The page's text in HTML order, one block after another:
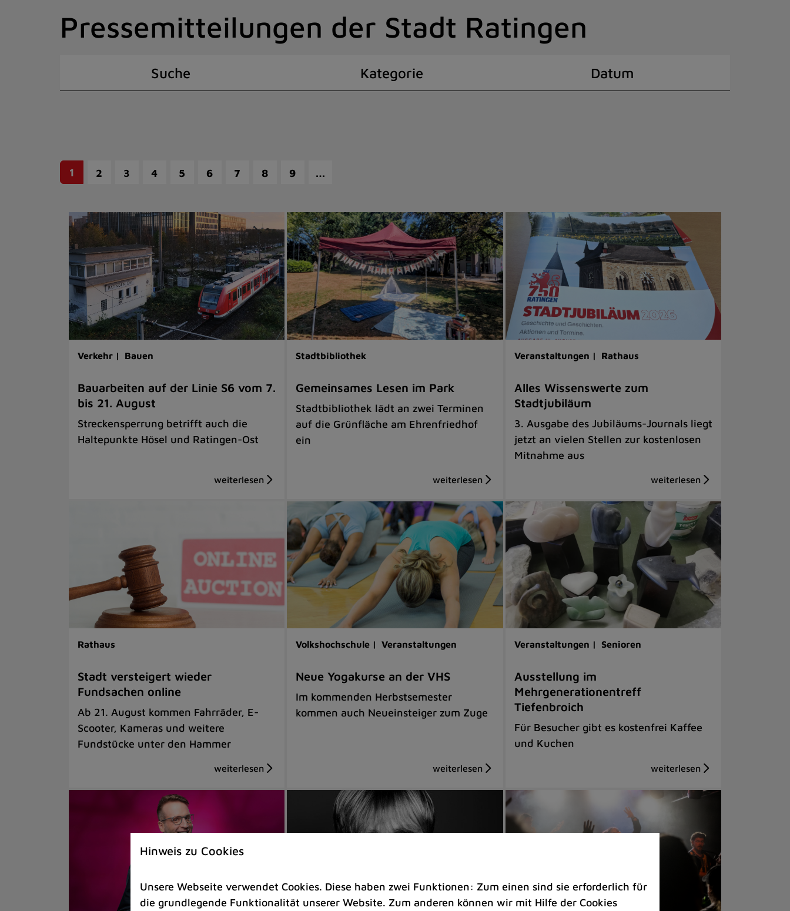
Pressemitteilungen der Stadt Ratingen
Suche Kategorie Datum
1 2 3 4 5 6 7 8 9 …
Verkehr | Bauen
Bauarbeiten auf der Linie S6 vom 7.
bis 21. August
Streckensperrung betrifft auch die
Haltepunkte Hösel und Ratingen-Ost
Stadtbibliothek
Gemeinsames Lesen im Park
Stadtbibliothek lädt an zwei Terminen
auf die Grünfläche am Ehrenfriedhof
ein
Veranstaltungen | Rathaus
Alles Wissenswerte zum
Stadtjubiläum
3. Ausgabe des Jubiläums-Journals liegt
jetzt an vielen Stellen zur kostenlosen
Mitnahme aus
Rathaus
Stadt versteigert wieder
Fundsachen online
Ab 21. August kommen Fahrräder, E-
Scooter, Kameras und weitere
Fundstücke unter den Hammer
Volkshochschule | Veranstaltungen
Neue Yogakurse an der VHS
Im kommenden Herbstsemester
kommen auch Neueinsteiger zum Zuge
Veranstaltungen | Senioren
Ausstellung im
Mehrgenerationentreff
Tiefenbroich
Für Besucher gibt es kostenfrei Kaffee
und Kuchen
Hinweis zu Cookies
Unsere Webseite verwendet Cookies. Diese haben zwei Funktionen: Zum einen sind sie erforderlich für
die grundlegende Funktionalität unserer Website. Zum anderen können wir mit Hilfe der Cookies